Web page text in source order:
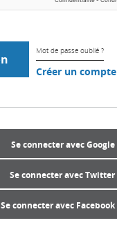
Mot de passe oublié ?
Créer un compte
Se connecter avec Google
Se connecter avec Twitter
Se connecter avec Facebook